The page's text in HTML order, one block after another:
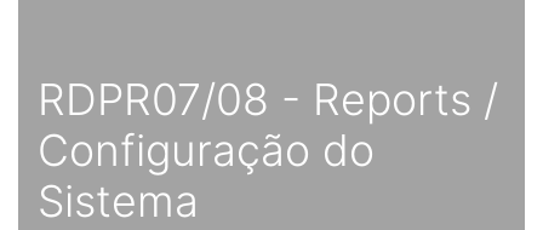
RDPR07/08 - Reports /
Configuração do
Sistema